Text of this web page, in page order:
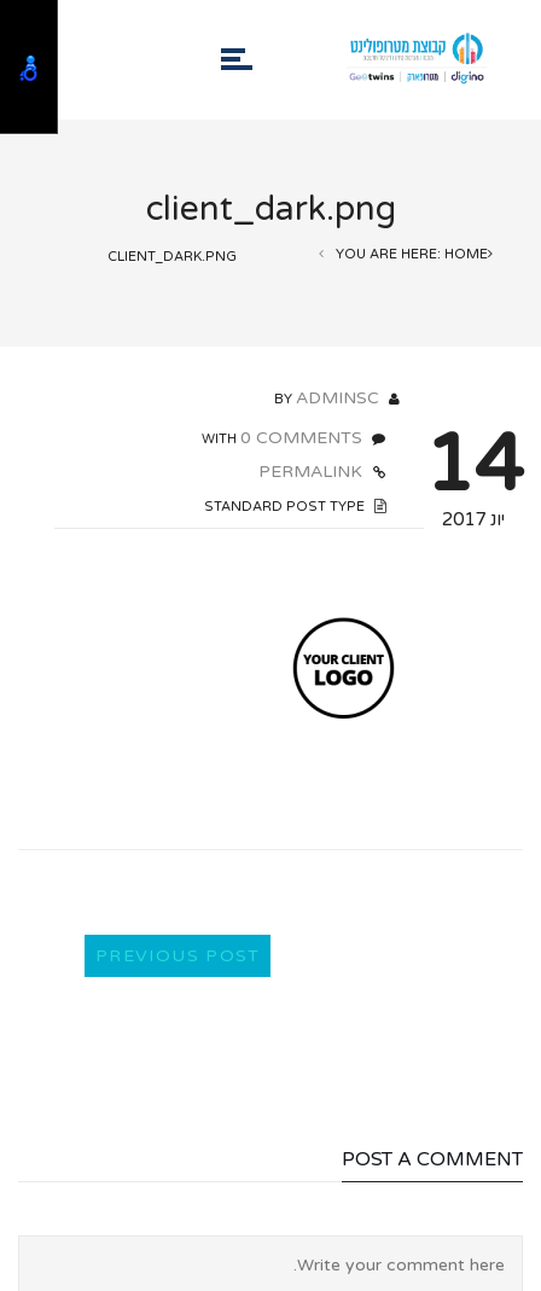
client_dark.png
YOU ARE HERE: HOME
CLIENT_DARK.PNG
14
יונ 2017
ADMINSC
0 COMMENTS
PREVIOUS POST
POST A COMMENT